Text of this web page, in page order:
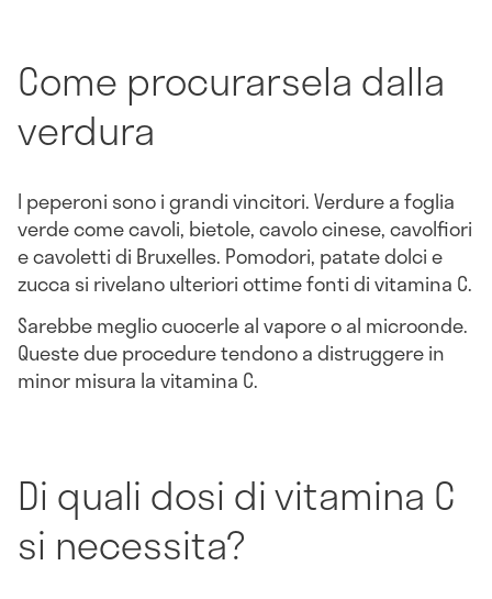
Come procurarsela dalla
verdura
I peperoni sono i grandi vincitori. Verdure a foglia
verde come cavoli, bietole, cavolo cinese, cavolfiori
e cavoletti di Bruxelles. Pomodori, patate dolci e
zucca si rivelano ulteriori ottime fonti di vitamina C.
Sarebbe meglio cuocerle al vapore o al microonde.
Queste due procedure tendono a distruggere in
minor misura la vitamina C.
Di quali dosi di vitamina C
si necessita?